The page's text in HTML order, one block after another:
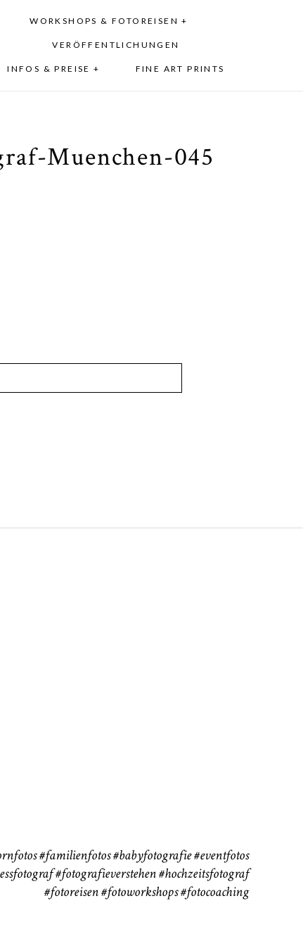
WORKSHOPS & FOTOREISEN +
VERÖFFENTLICHUNGEN
INFOS & PREISE + FINE ART PRINTS
Muenchen-045
#familienfotos #babyfotografie #eventfotos
#fotografieverstehen #hochzeitsfotograf
#fotoreisen #fotoworkshops #fotocoaching